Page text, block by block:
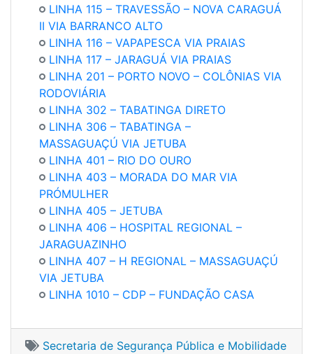
LINHA 115 – TRAVESSÃO – NOVA CARAGUÁ
II VIA BARRANCO ALTO
LINHA 116 – VAPAPESCA VIA PRAIAS
LINHA 117 – JARAGUÁ VIA PRAIAS
LINHA 201 – PORTO NOVO – COLÔNIAS VIA
RODOVIÁRIA
LINHA 302 – TABATINGA DIRETO
LINHA 306 – TABATINGA –
MASSAGUAÇÚ VIA JETUBA
LINHA 401 – RIO DO OURO
LINHA 403 – MORADA DO MAR VIA
PRÓMULHER
LINHA 405 – JETUBA
LINHA 406 – HOSPITAL REGIONAL –
JARAGUAZINHO
LINHA 407 – H REGIONAL – MASSAGUAÇÚ
VIA JETUBA
LINHA 1010 – CDP – FUNDAÇÃO CASA
Secretaria de Segurança Pública e Mobilidade